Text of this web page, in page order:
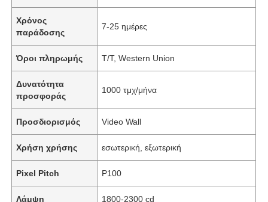
Χρόνος
παράδοσης
7-25 ημέρες
Όροι πληρωμής T/T, Western Union
Δυνατότητα
προσφοράς
1000 τμχ/μήνα
Προσδιορισμός Video Wall
Χρήση χρήσης εσωτερική, εξωτερική
Pixel Pitch P100
Λάμψη 1800-2300 cd